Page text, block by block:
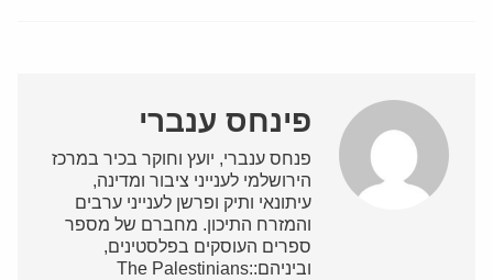
פינחס ענברי
פנחס ענברי, יועץ וחוקר בכיר במרכז
הירושלמי לענייני ציבור ומדינה,
עיתונאי ותיק ופרשן לענייני ערבים
והמזרח התיכון. מחברם של מספר
ספרים העוסקים בפלסטינים,
וביניהם:The Palestinians: